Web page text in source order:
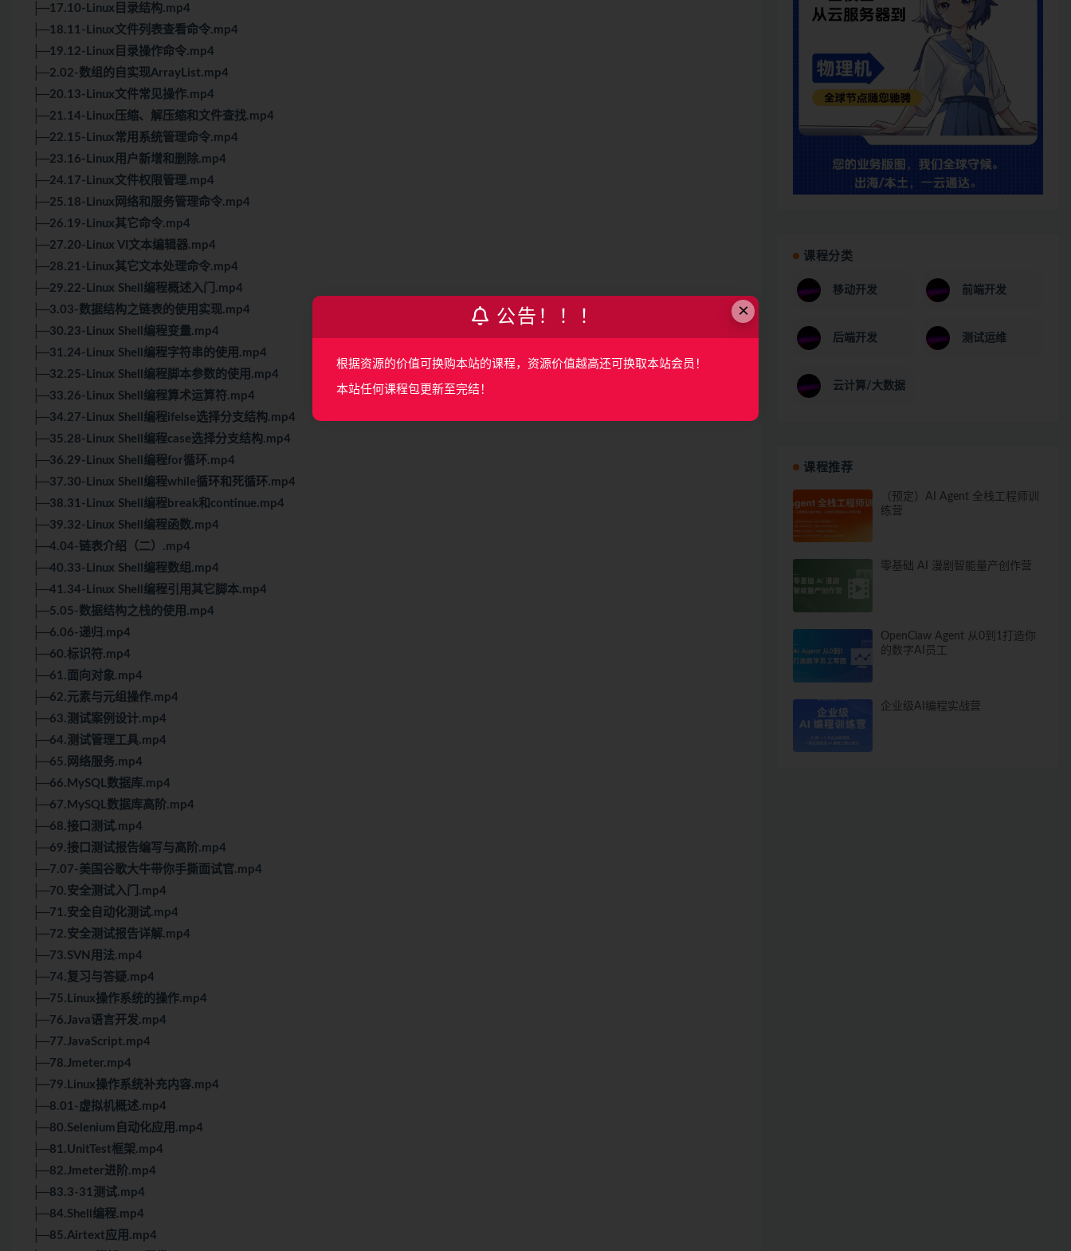
├─17.10-Linux目录结构.mp4
├─18.11-Linux文件列表查看命令.mp4
├─19.12-Linux目录操作命令.mp4
├─2.02-数组的自实现ArrayList.mp4
├─20.13-Linux文件常见操作.mp4
├─21.14-Linux压缩、解压缩和文件查找.mp4
├─22.15-Linux常用系统管理命令.mp4
├─23.16-Linux用户新增和删除.mp4
├─24.17-Linux文件权限管理.mp4
├─25.18-Linux网络和服务管理命令.mp4
├─26.19-Linux其它命令.mp4
├─27.20-Linux VI文本编辑器.mp4
├─28.21-Linux其它文本处理命令.mp4
├─29.22-Linux Shell编程概述入门.mp4
├─3.03-数据结构之链表的使用实现.mp4
├─30.23-Linux Shell编程变量.mp4
├─31.24-Linux Shell编程字符串的使用.mp4
├─32.25-Linux Shell编程脚本参数的使用.mp4
├─33.26-Linux Shell编程算术运算符.mp4
├─34.27-Linux Shell编程ifelse选择分支结构.mp4
├─35.28-Linux Shell编程case选择分支结构.mp4
├─36.29-Linux Shell编程for循环.mp4
├─37.30-Linux Shell编程while循环和死循环.mp4
├─38.31-Linux Shell编程break和continue.mp4
├─39.32-Linux Shell编程函数.mp4
├─4.04-链表介绍（二）.mp4
├─40.33-Linux Shell编程数组.mp4
├─41.34-Linux Shell编程引用其它脚本.mp4
├─5.05-数据结构之栈的使用.mp4
├─6.06-递归.mp4
├─60.标识符.mp4
├─61.面向对象.mp4
├─62.元素与元组操作.mp4
├─63.测试案例设计.mp4
├─64.测试管理工具.mp4
├─65.网络服务.mp4
├─66.MySQL数据库.mp4
├─67.MySQL数据库高阶.mp4
├─68.接口测试.mp4
├─69.接口测试报告编写与高阶.mp4
├─7.07-美国谷歌大牛带你手撕面试官.mp4
├─70.安全测试入门.mp4
├─71.安全自动化测试.mp4
├─72.安全测试报告详解.mp4
├─73.SVN用法.mp4
├─74.复习与答疑.mp4
├─75.Linux操作系统的操作.mp4
├─76.Java语言开发.mp4
├─77.JavaScript.mp4
├─78.Jmeter.mp4
├─79.Linux操作系统补充内容.mp4
├─8.01-虚拟机概述.mp4
├─80.Selenium自动化应用.mp4
├─81.UnitTest框架.mp4
├─82.Jmeter进阶.mp4
├─83.3-31测试.mp4
├─84.Shell编程.mp4
├─85.Airtext应用.mp4
课程分类
移动开发 前端开发
后端开发 测试运维
云计算/大数据
课程推荐
（预定）AI Agent 全栈工程师训
练营
零基础 AI 漫剧智能量产创作营
OpenClaw Agent 从0到1打造你
的数字AI员工
企业级AI编程实战营
×
公告！！！
根据资源的价值可换购本站的课程，资源价值越高还可换取本站会员！
本站任何课程包更新至完结！